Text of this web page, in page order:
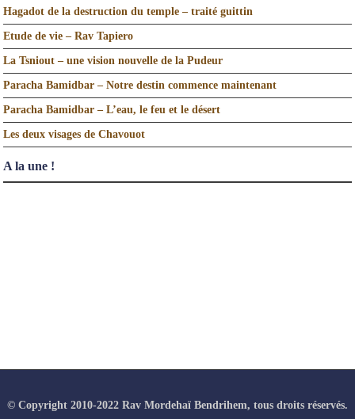
Hagadot de la destruction du temple – traité guittin
Etude de vie – Rav Tapiero
La Tsniout – une vision nouvelle de la Pudeur
Paracha Bamidbar – Notre destin commence maintenant
Paracha Bamidbar – L’eau, le feu et le désert
Les deux visages de Chavouot
A la une !
© Copyright 2010-2022 Rav Mordehaï Bendrihem, tous droits réservés.